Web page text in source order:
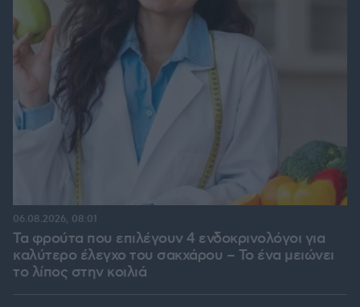
Τα φρούτα που επιλέγουν 4 ενδοκρινολόγοι για
καλύτερο έλεγχο του σακχάρου – Το ένα μειώνει
το λίπος στην κοιλιά
06.08.2026, 08:01